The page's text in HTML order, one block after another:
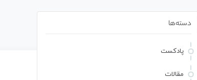
دسته‌ها
پادکست
مقالات